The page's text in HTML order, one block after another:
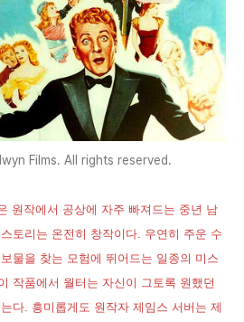
Films. All rights reserved.
원작에서 공상에 자주 빠져드는 중년 남
토리는 온전히 창작이다. 우연히 주운 수
물을 찾는 모험에 뛰어드는 일종의 미스
작품에서 월터는 자신이 그토록 원했던
다. 흥미롭게도 원작자 제임스 서버는 제